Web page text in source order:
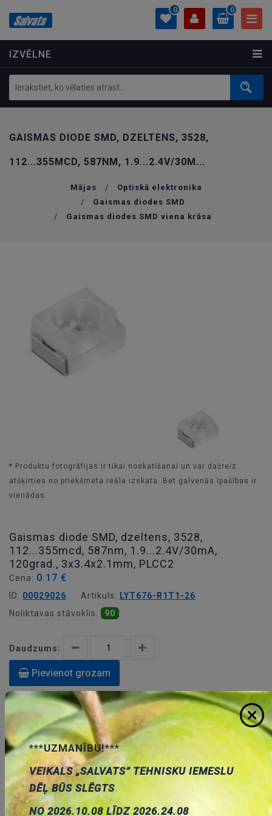
IZVĒLNE
0
PROFILS
Ielogoties
Izveidot kontu
0
0.00 €
GAISMAS DIODE SMD, DZELTENS, 3528,
112...355MCD, 587NM, 1.9...2.4V/30M...
Mājas /
Optiskā elektronika
/
Gaismas diodes SMD
/
Gaismas diodes SMD viena krāsa
* Produktu fotogrāfijas ir tikai noskatīšanai un var dažreiz
atšķirties no priekšmeta reāla izskata. Bet galvenās īpašības ir
vienādas.
Gaismas diode SMD, dzeltens, 3528,
112...355mcd, 587nm, 1.9...2.4V/30mA,
120grad., 3x3.4x2.1mm, PLCC2
Cena: 0.17 €
ID: 00029026 Artikuls: LYT676-R1T1-26
Noliktavas stāvoklis:
90
Daudzums:
Pievienot grozam
Apraksts
***UZMANĪBU!***
VEIKALS „SALVATS” TEHNISKU IEMESLU
DĒĻ BŪS SLĒGTS
NO 2026.10.08 LĪDZ 2026.24.08